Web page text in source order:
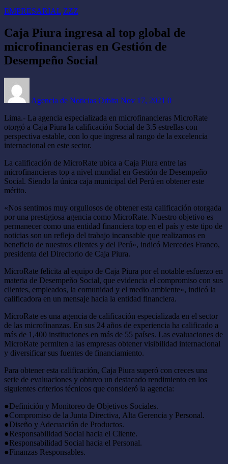
EMPRESARIAL ZZZ
Caja Piura ingresa al top global de
microfinancieras en Gestión de
Desempeño Social
Agencia de Noticias Orbita Nov 17, 2021 0
Lima.- La agencia especializada en microfinancieras MicroRate
otorgó a Caja Piura la calificación Social de 3.5 estrellas con
perspectiva estable, con lo que ingresa al rango de la excelencia
internacional en este sector.
La calificación de MicroRate ubica a Caja Piura entre las
microfinancieras top a nivel mundial en Gestión de Desempeño
Social. Siendo la única caja municipal del Perú en obtener este
mérito.
«Nos sentimos muy orgullosos de obtener esta calificación otorgada
por una prestigiosa agencia como MicroRate. Nuestro objetivo es
permanecer como una entidad financiera top en el país y este tipo de
noticias son un reflejo del trabajo incansable que realizamos en
beneficio de nuestros clientes y del Perú», indicó Mercedes Franco,
presidenta del Directorio de Caja Piura.
MicroRate felicita al equipo de Caja Piura por el notable esfuerzo en
materia de Desempeño Social, que evidencia el compromiso con sus
clientes, empleados, la comunidad y el medio ambiente», indicó la
calificadora en un mensaje hacia la entidad financiera.
MicroRate es una agencia de calificación especializada en el sector
de las microfinanzas. En sus 24 años de experiencia ha calificado a
más de 1,400 instituciones en más de 55 países. Las evaluaciones de
MicroRate permiten a las empresas obtener visibilidad internacional
y diversificar sus fuentes de financiamiento.
Para obtener esta calificación, Caja Piura superó con creces una
serie de evaluaciones y obtuvo un destacado rendimiento en los
siguientes criterios técnicos que consideró la agencia:
●Definición y Monitoreo de Objetivos Sociales.
●Compromiso de la Junta Directiva, Alta Gerencia y Personal.
●Diseño y Adecuación de Productos.
●Responsabilidad Social hacia el Cliente.
●Responsabilidad Social hacia el Personal.
●Finanzas Responsables.